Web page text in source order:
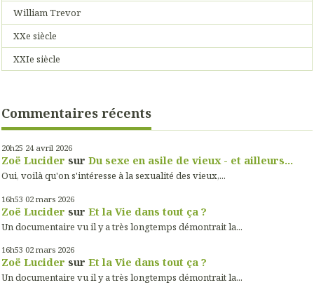
William Trevor
XXe siècle
XXIe siècle
Commentaires récents
20h25 24 avril 2026
Zoë Lucider sur Du sexe en asile de vieux - et ailleurs...
Oui, voilà qu'on s'intéresse à la sexualité des vieux,...
16h53 02 mars 2026
Zoë Lucider sur Et la Vie dans tout ça ?
Un documentaire vu il y a très longtemps démontrait la...
16h53 02 mars 2026
Zoë Lucider sur Et la Vie dans tout ça ?
Un documentaire vu il y a très longtemps démontrait la...